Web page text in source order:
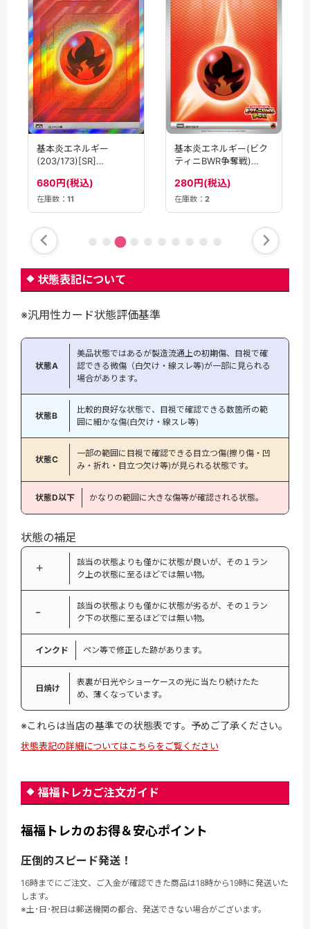
基本炎エネルギー
(203/173)[SR]
680円(税込)
在庫数： 11
基本炎エネルギー(ビク
ティニBWR争奪戦)
280円(税込)
在庫数： 2
状態表記について
※汎用性カード状態評価基準
状態A
美品状態ではあるが製造流通上の初期傷、目視で確
認できる微傷（白欠け・線スレ等)が一部に見られる
場合があります。
状態B
比較的良好な状態で、目視で確認できる数箇所の範
囲に細かな傷(白欠け・線スレ等)
状態C
一部の範囲に目視で確認できる目立つ傷(擦り傷・凹
み・折れ・目立つ欠け等)が見られる状態です。
状態D以下 かなりの範囲に大きな傷等が確認される状態。
状態の補足
＋
該当の状態よりも僅かに状態が良いが、その１ラン
ク上の状態に至るほどでは無い物。
−
該当の状態よりも僅かに状態が劣るが、その１ラン
ク下の状態に至るほどでは無い物。
インクド ペン等で修正した跡があります。
日焼け
表裏が日光やショーケースの光に当たり続けたた
め、薄くなっています。
※これらは当店の基準での状態表です。予めご了承ください。
状態表記の詳細についてはこちらをご覧ください
福福トレカご注文ガイド
福福トレカのお得＆安心ポイント
圧倒的スピード発送！
16時までにご注文、ご入金が確認できた商品は18時から19時に発送いた
します。
※土･日･祝日は郵送機関の都合、発送できない場合がございます。